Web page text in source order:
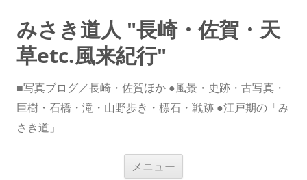
みさき道人 "長崎・佐賀・天
草etc.風来紀行"
■写真ブログ／長崎・佐賀ほか ●風景・史跡・古写真・
巨樹・石橋・滝・山野歩き・標石・戦跡 ●江戸期の「み
さき道」
メニュー